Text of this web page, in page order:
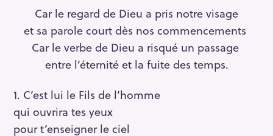
Car le regard de Dieu a pris notre visage
et sa parole court dès nos commencements
Car le verbe de Dieu a risqué un passage
entre l’éternité et la fuite des temps.
1. C’est lui le Fils de l’homme
qui ouvrira tes yeux
pour t’enseigner le ciel